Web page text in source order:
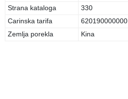
Strana kataloga
330
Carinska tarifa
620190000000
Zemlja porekla
Kina